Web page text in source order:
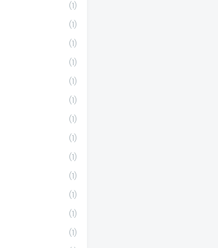
(1)
(1)
(1)
(1)
(1)
(1)
(1)
(1)
(1)
(1)
(1)
(1)
(1)